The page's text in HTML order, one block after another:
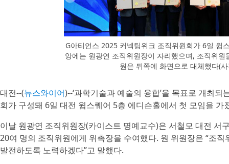
G아티언스 2025 커넥팅위크 조직위원회가 6일 윕
앙에는 원광연 조직위원장이 자리했으며, 조직위
원은 뒤쪽에 화면으로 대체했다(
대전--(뉴스와이어)--‘과학기술과 예술의 융합’을 목표로 개최
회가 구성돼 6일 대전 윕스퀘어 5층 에디슨홀에서 첫 모임을 가
이날 원광연 조직위원장(카이스트 명예교수)은 서철모 대전
20여 명의 조직위원에게 위촉장을 수여했다. 원 위원장은 “조
발전하도록 노력하겠다”고 말했다.